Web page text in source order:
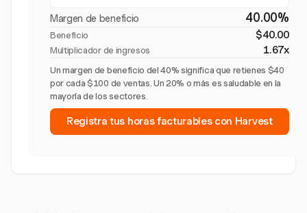
Margen de beneficio 40.00%
Beneficio $40.00
Multiplicador de ingresos 1.67x
Un margen de beneficio del 40% significa que retienes $40
por cada $100 de ventas. Un 20% o más es saludable en la
mayoría de los sectores.
Registra tus horas facturables con Harvest